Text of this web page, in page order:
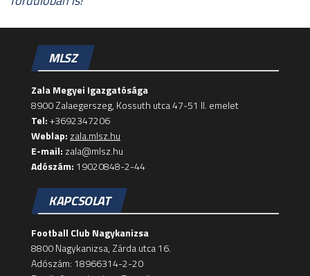
MLSZ
Zala Megyei Igazgatósága
8900 Zalaegerszeg, Kossuth utca 47-51 II. emelet
Tel:+3692347206
Weblap: zala.mlsz.hu
E-mail: zala@mlsz.hu
Adószám: 19020848-2-44
KAPCSOLAT
Football Club Nagykanizsa
8800 Nagykanizsa, Zárda utca 16.
Adószám: 18966314-2-20